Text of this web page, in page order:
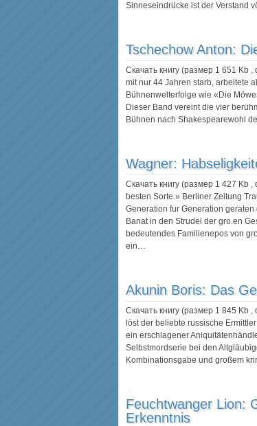
Sinneseindrücke ist der Verstand
Tschechow Anton:
Скачать книгу (размер 1 651 Kb
mit nur 44 Jahren starb, arbeitete
Bühnenwelterfolge wie «Die
Dieser Band vereint die vier
Bühnen nach Shakespearewohl
Wagner:
Скачать книгу (размер 1 427 Kb
besten Sorte.» Berliner Zeitung
Generation fur Generation
Banat in den Strudel der gro.en
bedeutendes Familienepos von
ein…
Akunin Boris: Das
Скачать книгу (размер 1 845 Kb
löst der beliebte russische
ein erschlagener
Selbstmordserie bei den
Kombinationsgabe und großem
Feuchtwanger Lion:
Erkenntnis